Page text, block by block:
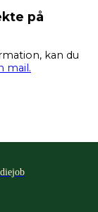
på
kan du
mail.